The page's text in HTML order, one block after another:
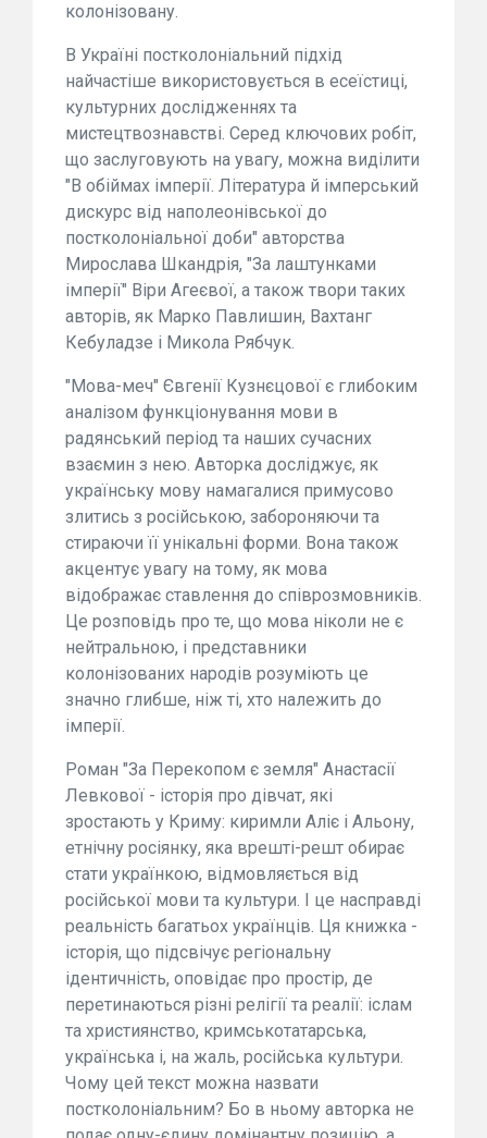
колонізовану.
В Україні постколоніальний підхід
найчастіше використовується в есеїстиці,
культурних дослідженнях та
мистецтвознавстві. Серед ключових робіт,
що заслуговують на увагу, можна виділити
"В обіймах імперії. Література й імперський
дискурс від наполеонівської до
постколоніальної доби" авторства
Мирослава Шкандрія, "За лаштунками
імперії" Віри Агеєвої, а також твори таких
авторів, як Марко Павлишин, Вахтанг
Кебуладзе і Микола Рябчук.
"Мова-меч" Євгенії Кузнєцової є глибоким
аналізом функціонування мови в
радянський період та наших сучасних
взаємин з нею. Авторка досліджує, як
українську мову намагалися примусово
злитись з російською, забороняючи та
стираючи її унікальні форми. Вона також
акцентує увагу на тому, як мова
відображає ставлення до співрозмовників.
Це розповідь про те, що мова ніколи не є
нейтральною, і представники
колонізованих народів розуміють це
значно глибше, ніж ті, хто належить до
імперії.
Роман "За Перекопом є земля" Анастасії
Левкової - історія про дівчат, які
зростають у Криму: киримли Аліє і Альону,
етнічну росіянку, яка врешті-решт обирає
стати українкою, відмовляється від
російської мови та культури. І це насправді
реальність багатьох українців. Ця книжка -
історія, що підсвічує регіональну
ідентичність, оповідає про простір, де
перетинаються різні релігії та реалії: іслам
та християнство, кримськотатарська,
українська і, на жаль, російська культури.
Чому цей текст можна назвати
постколоніальним? Бо в ньому авторка не